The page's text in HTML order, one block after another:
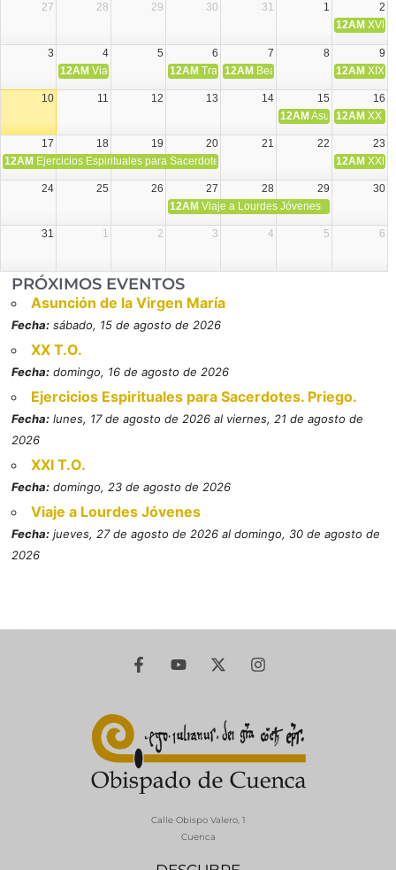
27
28 29 30 31 1
2
12AM XVIII
3 4 5 6 7 8
9
12AM Viaje Diocesano a Japón.
12AM Transfiguración del Señor
12AM Beatos Cruz Laplana,
12AM XIX
10 11 12 13 14 15
16
12AM Asunción de la
12AM XX
17 18 19 20 21 22
23
12AM Ejercicios Espirituales para Sacerdotes. Priego. 12AM XXI
24 25 26 27 28 29
30
12AM Viaje a Lourdes Jóvenes
31 1 2 3 4 5 6
PRÓXIMOS EVENTOS
Asunción de la Virgen María
Fecha: sábado, 15 de agosto de 2026
XX T.O.
Fecha: domingo, 16 de agosto de 2026
Ejercicios Espirituales para Sacerdotes. Priego.
Fecha: lunes, 17 de agosto de 2026 al viernes, 21 de agosto de
2026
XXI T.O.
Fecha: domingo, 23 de agosto de 2026
Viaje a Lourdes Jóvenes
Fecha: jueves, 27 de agosto de 2026 al domingo, 30 de agosto de
2026
Calle Obispo Valero, 1
Cuenca